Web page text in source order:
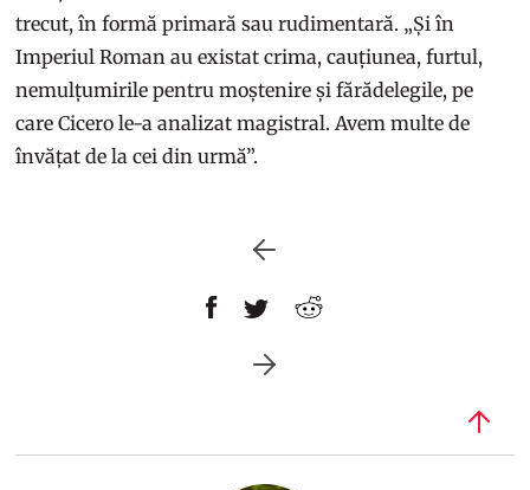
trecut, în formă primară sau rudimentară. „Și în
Imperiul Roman au existat crima, cauțiunea, furtul,
nemulțumirile pentru moștenire și fărădelegile, pe
care Cicero le-a analizat magistral. Avem multe de
învățat de la cei din urmă”.